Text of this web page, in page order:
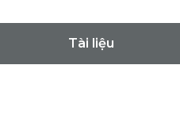
Tài liệu